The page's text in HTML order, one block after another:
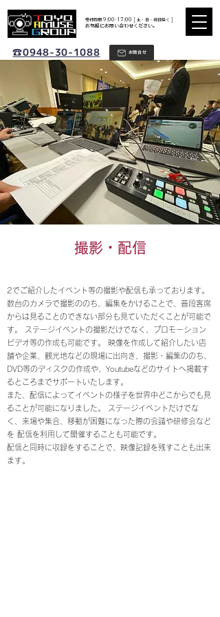
お問合せ
☎0948-30-1088
​お気軽にお問い合わせください。
​受付時間 9:00-17:00 [ 土・日・祝日除く ]
撮影・配信
2でご紹介したイベント等の撮影や配信も承っております。
数台のカメラで撮影ののち、編集をかけることで、普段客席
からは見ることのできない部分も見ていただくことが可能で
す。 ステージイベントの撮影だけでなく、プロモーション
ビデオ等の作成も可能です。 映像を作成して紹介したい店
舗や企業、観光地などの現場に出向き、撮影・編集ののち、
DVD等のディスクの作成や、Youtubeなどのサイトへ掲載す
るところまでサポートいたします。
また、配信によってイベントの様子を世界中どこからでも見
ることが可能になりました。 ステージイベントだけでな
く、来場や集合、移動が困難になった際の会議や研修会など
を 配信を利用して開催することも可能です。
配信と同時に収録をすることで、映像記録を残すことも出来
ます。